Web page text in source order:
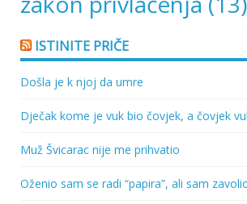
ISTINITE PRIČE
Došla je k njoj da umre
Dječak kome je vuk bio čovjek, a čovjek
Muž Švicarac nije me prihvatio
Oženio sam se radi “papira”, ali sam